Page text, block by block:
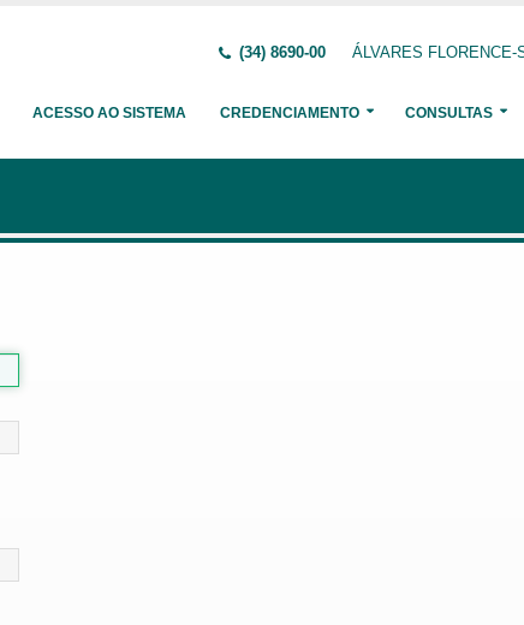
(34) 8690-00 ÁLVARES FLORENCE-
ACESSO AO SISTEMA CREDENCIAMENTO CONSULTAS